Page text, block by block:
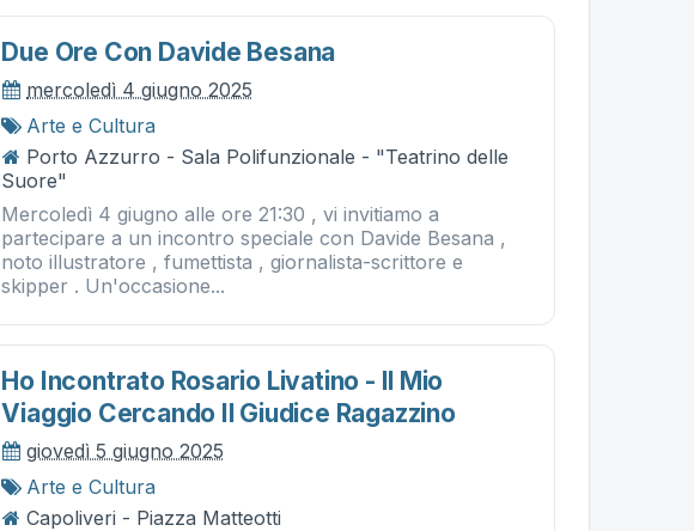
Due Ore Con Davide Besana
mercoledì 4 giugno 2025
Arte e Cultura
Porto Azzurro - Sala Polifunzionale - "Teatrino delle
Suore"
Mercoledì 4 giugno alle ore 21:30 , vi invitiamo a
partecipare a un incontro speciale con Davide Besana ,
noto illustratore , fumettista , giornalista-scrittore e
skipper . Un'occasione...
Ho Incontrato Rosario Livatino - Il Mio
Viaggio Cercando Il Giudice Ragazzino
giovedì 5 giugno 2025
Arte e Cultura
Capoliveri - Piazza Matteotti